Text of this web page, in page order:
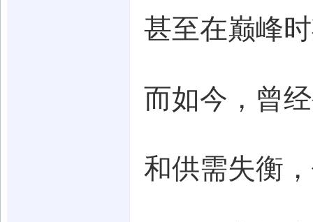
甚至在巅峰
而如今，曾
和供需失衡